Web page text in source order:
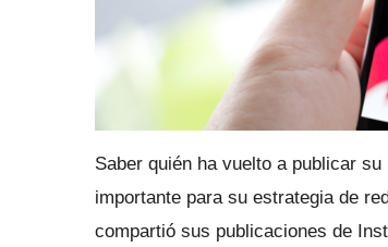
Saber quién ha vuelto a publicar
importante para su estrategia de
compartió sus publicaciones de